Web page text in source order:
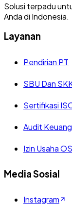
Solusi terpadu
Anda di Indonesia.
Layanan
Pendirian PT
SBU Dan
Sertifikasi
Audit
Izin Usaha
Media Sosial
Instagram